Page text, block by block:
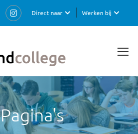
Werken bij
Direct naar
Pagina's